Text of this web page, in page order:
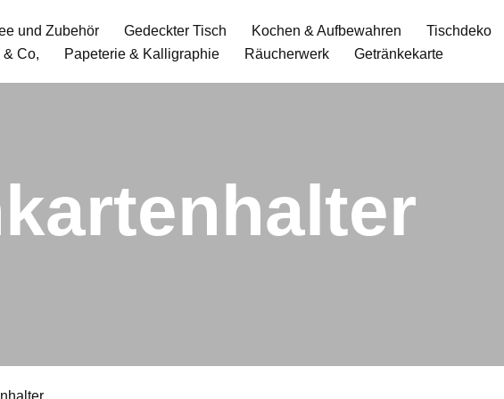
und Zubehör Gedeckter Tisch Kochen & Aufbewahren Tischdeko
& Co,
Papeterie & Kalligraphie Räucherwerk Getränkekarte